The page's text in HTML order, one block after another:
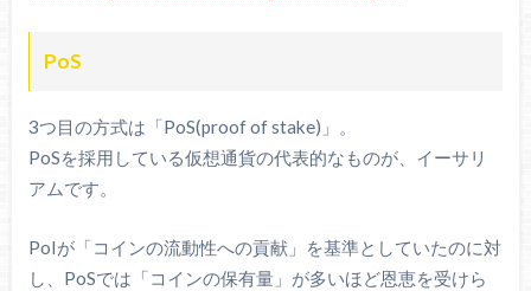
PoS
3つ目の方式は「PoS(proof of stake)」。
PoSを採用している仮想通貨の代表的なものが、イーサリ
アムです。
PoIが「コインの流動性への貢献」を基準としていたのに対
し、PoSでは「コインの保有量」が多いほど恩恵を受けら